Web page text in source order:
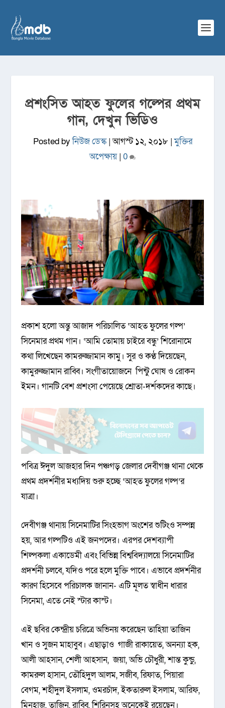
প্রশংসিত আহত ফুলের গল্পের প্রথম
গান, দেখুন ভিডিও
Posted byনিউজ ডেস্ক|আগস্ট ১২, ২০১৮ |মুক্তির
অপেক্ষায়| 0
প্রকাশ হলো অন্তু আজাদ পরিচালিত ‘আহত ফুলের গল্প’
সিনেমার প্রথম গান। ‘আমি তোমায় চাইরে বন্ধু’ শিরোনামে
কথা লিখেছেন কামরুজ্জামান কামু। সুর ও কণ্ঠ দিয়েছেন,
কামুরুজ্জামান রাব্বি। সংগীতায়োজনে পিন্টু ঘোষ ও রোকন
ইমন। গানটি বেশ প্রশংসা পেয়েছে শ্রোতা-দর্শকদের কাছে।
পবিত্র ঈদুল আজহার দিন পঞ্চগড় জেলার দেবীগঞ্জ থানা থেকে
প্রথম প্রদর্শনীর মধ্যদিয় শুরু হচ্ছে ‘আহত ফুলের গল্প’র
যাত্রা।
দেবীগঞ্জ থানায় সিনেমাটির সিংহভাগ অংশের শুটিংও সম্পন্ন
হয়, আর গল্পটিও এই জনপদের। এরপর দেশব্যাপী
শিল্পকলা একাডেমী এবং বিভিন্ন বিশ্ববিদ্যালয়ে সিনেমাটির
প্রদর্শনী চলবে, যদিও পরে হলে মুক্তি পাবে। এভাবে প্রদর্শনীর
কারণ হিসেবে পরিচালক জানান- এটি মূলত স্বাধীন ধারার
সিনেমা, এতে নেই স্টার কাস্ট।
এই ছবির কেন্দ্রীয় চরিত্রে অভিনয় করেছেন তাহিয়া তাজিন
খান ও সুজন মাহাবুব। এছাড়াও গাজী রাকায়েত, অনন্যা হক,
আলী আহসান, শেলী আহসান, জয়া, অভি চৌধুরী, শান্ত কুন্ডু,
কামরুল হাসান, তৌহিদুল আলম, সজীব, রিফাত, পিয়ারা
বেগম, শহীদুল ইসলাম, ওমরচাঁদ, ইকতারুল ইসলাম, আরিফ,
মিনহাজ, তাজিন, রাব্বি, শিরিনসহ অনেকেই রয়েছেন।